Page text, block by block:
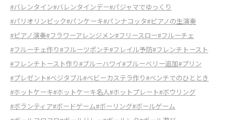
#バレンタイン#バレンタインデー#パジャマでゆっくり
#パリオリンピック#パンケーキ#パンナコッタ#ピアノの生演奏
#ピアノ演奏#フラワーアレンジメン#フリースロー#フルーチェ
#フルーチェ作り#フルーツポンチ#フレイル予防#フレンチトースト
#フレンチトースト作り#ブルーハワイ#ブルーベリー追加#プリン
#プレゼント#ベジタブル#ベビーカステラ作り#ベンチでのひととき
#ホットケーキ#ホットケーキ名人#ホットプレート#ボウリング
#ボランティア#ボードゲーム#ボーリング#ボールゲーム